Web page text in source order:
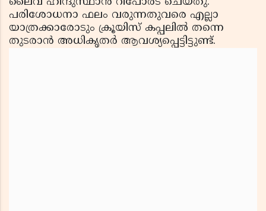
പരിശോധനാ ഫലം വരുന്നതുവരെ എല്ലാ
യാത്രക്കാരോടും ക്രൂയിസ് കപ്പലില്‍ തന്നെ
തുടരാന്‍ അധികൃതര്‍ ആവശ്യപ്പെട്ടിട്ടുണ്ട്.